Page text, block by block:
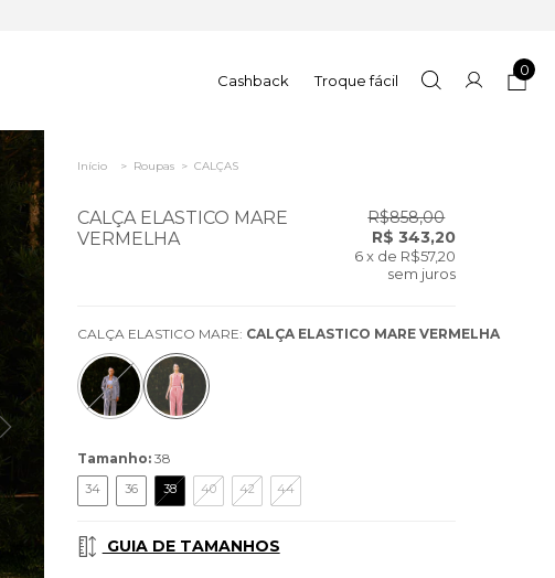
Cashback Troque fácil
0
Início > Roupas > CALÇAS
CALÇA ELASTICO MARE
VERMELHA
R$858,00
R$ 343,20
6 x de R$57,20
sem juros
CALÇA ELASTICO MARE: CALÇA ELASTICO MARE VERMELHA
Tamanho: 38
34 36 38 40 42 44
GUIA DE TAMANHOS